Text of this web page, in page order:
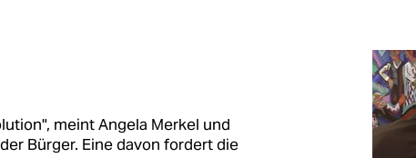
meint Angela Merkel und
Bürger. Eine davon fordert die